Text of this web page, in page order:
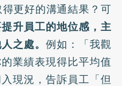
更好的溝通結果？可
升員工的地位感，主
之處。 例如：「我觀
業績表現得比平均值
現況，告訴員工「但